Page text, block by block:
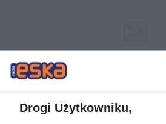
Drogi Użytkowniku,